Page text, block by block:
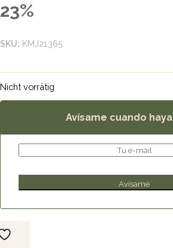
64,00€
23%
SKU: KMJ21365
Nicht vorrätig
Avísame cuando